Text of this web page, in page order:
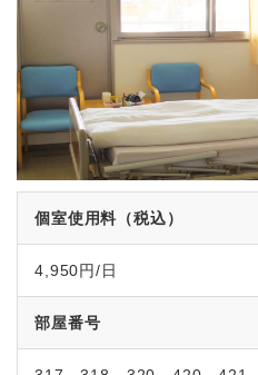
個室使用料（税込）
4,950円/日
部屋番号